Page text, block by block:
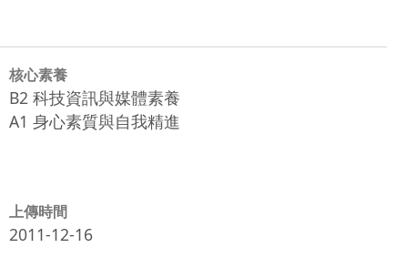
核心素養
B2 科技資訊與媒體素養
A1 身心素質與自我精進
上傳時間
2011-12-16